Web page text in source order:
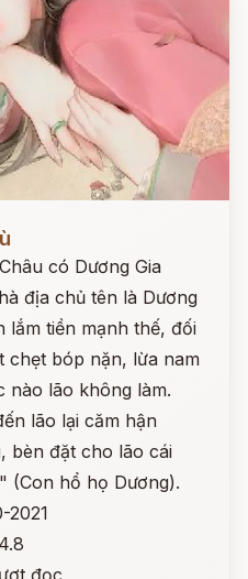
có Dương Gia
địa chủ tên là Dương
lắm tiền mạnh thế, đối
chẹt bóp nặn, lừa nam
nào lão không làm.
lão lại căm hận
bèn đặt cho lão cái
(Con hổ họ Dương).
2021
đọc